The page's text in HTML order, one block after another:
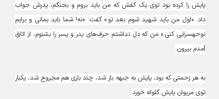
پایش را کرده بود توی یک کفش که من باید بروم و بجنگم، پدرش جواب
داد: «اول من باید شهید شوم بعد تو.» گفت: «نه! شما باید بمانی و برایم
نوحه‎سرایی کنی.» من که دل نداشتم حرف‌های پدر و پسر را بشنوم، از اتاق
آمدم بیرون.
به هر زحمتی که بود، پایش به جبهه باز شد، چند باری هم مجروح شد، یک‎بار
توی مریوان پایش گلوله خورد.